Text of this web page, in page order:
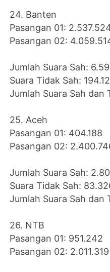
24. Banten
Pasangan 01:
Pasangan 02:
Jumlah Suara Sah:
Suara Tidak Sah:
Jumlah Suara Sah dan
25. Aceh
Pasangan 01: 404.188
Pasangan 02:
Jumlah Suara Sah:
Suara Tidak Sah:
Jumlah Suara Sah dan
26. NTB
Pasangan 01: 951.242
Pasangan 02: 2.011.319